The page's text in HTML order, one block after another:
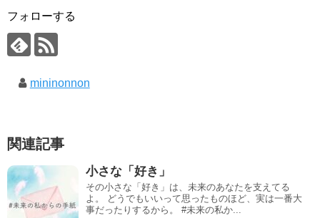
フォローする
mininonnon
関連記事
小さな「好き」
その小さな「好き」は、未来のあなたを支えてる
よ。 どうでもいいって思ったものほど、実は一番大
事だったりするから。 #未来の私か...